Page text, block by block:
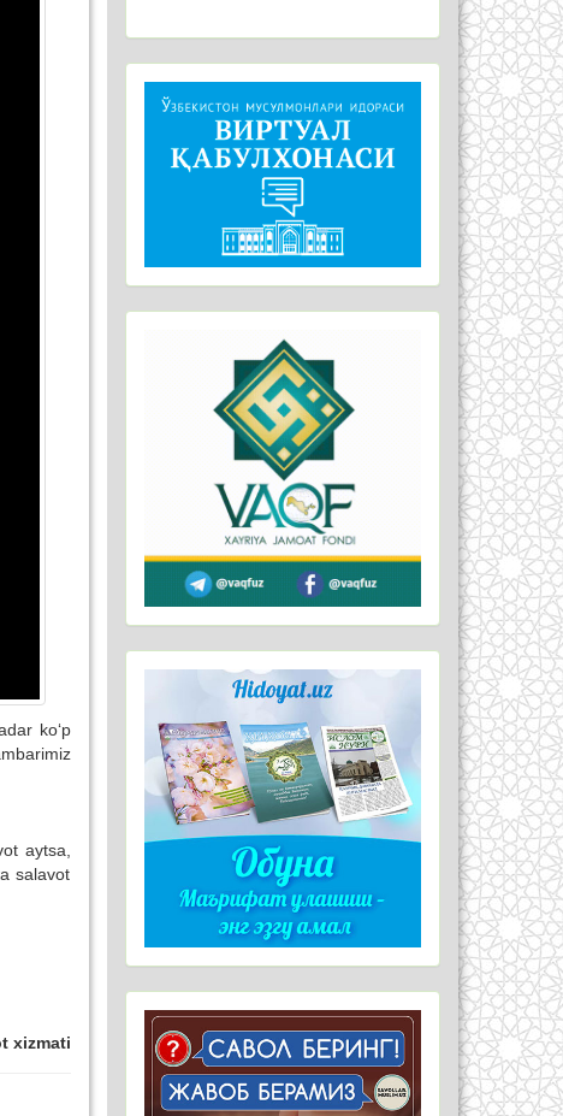
ko‘p
aytsa,
salavot
xizmati